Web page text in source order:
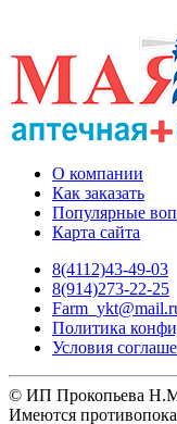
О компании
Как заказать
Популярные
Карта сайта
8(4112)43-49-03
8(914)273-22-25
Политика
Условия
© ИП Прокопьева
Имеются